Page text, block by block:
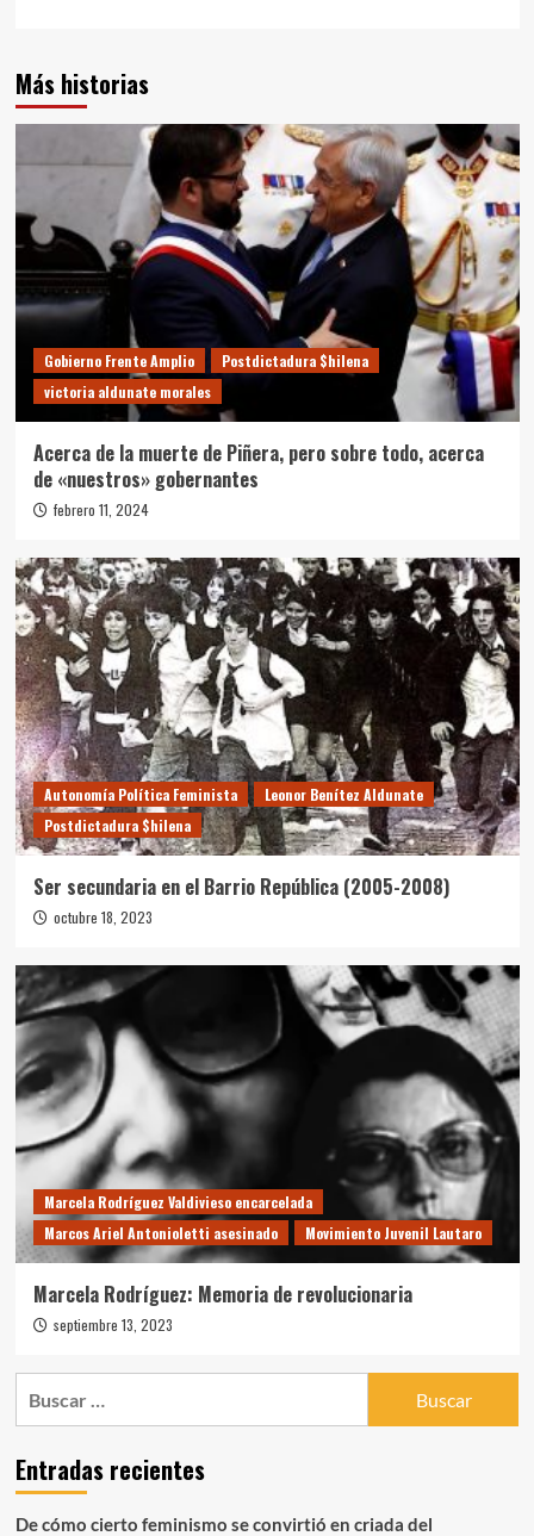
Más historias
Gobierno Frente Amplio
Postdictadura $hilena
victoria aldunate morales
Acerca de la muerte de Piñera, pero sobre todo, acerca
de «nuestros» gobernantes
febrero 11, 2024
Autonomía Política Feminista
Leonor Benítez Aldunate
Postdictadura $hilena
Ser secundaria en el Barrio República (2005-2008)
octubre 18, 2023
Marcela Rodríguez Valdivieso encarcelada
Marcos Ariel Antonioletti asesinado
Movimiento Juvenil Lautaro
Marcela Rodríguez: Memoria de revolucionaria
septiembre 13, 2023
Entradas recientes
De cómo cierto feminismo se convirtió en criada del